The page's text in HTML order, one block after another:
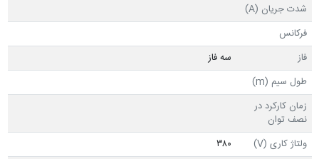
شدت جریان (A)
فرکانس
فاز
سه فاز
طول سیم (m)
زمان کارکرد در
نصف توان
ولتاژ کاری (V)
۳۸۰